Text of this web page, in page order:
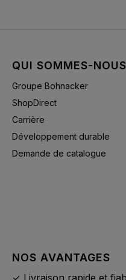
QUI SOMMES-
Groupe Bohnacker
ShopDirect
Carrière
Développement durable
Demande de catalogue
NOS AVANTAGES
✓ Livraison rapide et